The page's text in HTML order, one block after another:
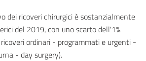
dei ricoveri chirurgici è sostanzialmente
del 2019, con uno scarto dell'1%
ordinari - programmati e urgenti -
- day surgery).